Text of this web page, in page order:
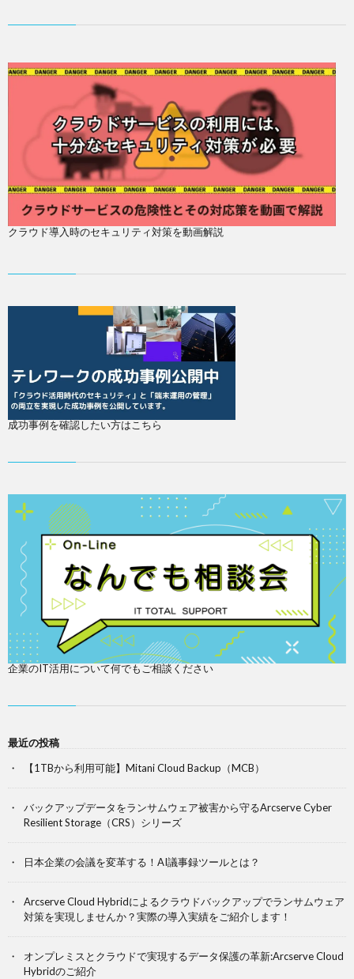
クラウド導入時のセキュリティ対策を動画解説
成功事例を確認したい方はこちら
企業のIT活用について何でもご相談ください
最近の投稿
【1TBから利用可能】Mitani Cloud Backup（MCB）
バックアップデータをランサムウェア被害から守るArcserve Cyber
Resilient Storage（CRS）シリーズ
日本企業の会議を変革する！AI議事録ツールとは？
Arcserve Cloud Hybridによるクラウドバックアップでランサムウェア
対策を実現しませんか？実際の導入実績をご紹介します！
オンプレミスとクラウドで実現するデータ保護の革新:Arcserve Cloud
Hybridのご紹介